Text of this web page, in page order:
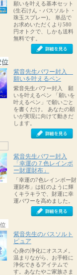
願いを叶える基本セット
(生石けん・バスソルト・
珠玉スプレー)。 単品で
お求めいただくより580
円オトクで、しかも送料
無料です。
紫音先生パワー封入
願いを叶えるペン
紫音先生パワー封入 願
いを叶えるペン 「願いを
叶えるペン」で願いごと
を書くだけ。 あなたの願
いが実現に向けて動きだ
します。
紫音先生パワー封入
「幸運の７色レインボ
ー財運財布」
「幸運の7色レインボー財
運財布」は虹のように輝
くキラキラで、財運に幸
運パワーを高めました。
紫音先生のバスソルト
ピュア
心身の浄化にオススメ。
温まりながら、お手軽に
浄化できるアイテムで
す。あなたやご家族さま